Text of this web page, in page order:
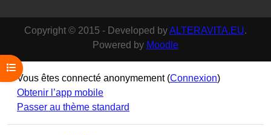
Ouvrir l’index du cours
Copyright © 2015 - Developed byALTERAVITA.EU.
Powered by Moodle
Vous êtes connecté anonymement (Connexion)
Obtenir l’app mobile
Passer au thème standard